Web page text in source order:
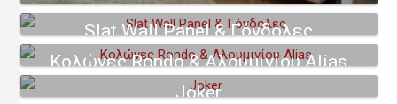
Slat Wall Panel & Γόνδολες
Κολώνες Rondo & Αλουμινίου Alias
Joker